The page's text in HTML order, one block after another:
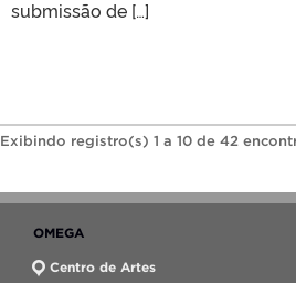
submissão de […]
Exibindo registro(s) 1 a 10 de 42
OMEGA
Centro de Artes